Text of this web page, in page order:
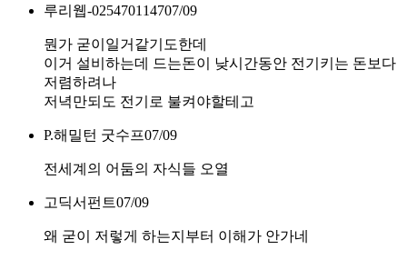
루리웹-025470114707/09
뭔가 굳이일거같기도한데
이거 설비하는데 드는돈이 낮시간동안 전기키는 돈보다
저렴하려나
저녁만되도 전기로 불켜야할테고
P.해밀턴 굿수프07/09
전세계의 어둠의 자식들 오열
고딕서펀트07/09
왜 굳이 저렇게 하는지부터 이해가 안가네